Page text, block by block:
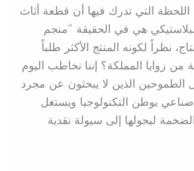
التي تدرك فيها أن قطعة أثاث
هي في الحقيقة “منجم
نظراً لكونه المنتج الأكثر طلباً
زوايا المملكة؟ إننا نخاطب اليوم
الطموحين الذين لا يبحثون عن مجرد
يوطن التكنولوجيا ويستغل
الضخمة ليحولها إلى سيولة نقدية